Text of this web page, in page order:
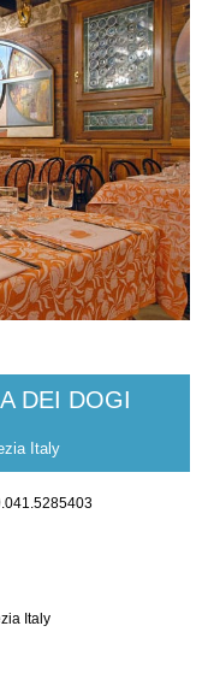
DEI DOGI
Italy
Italy